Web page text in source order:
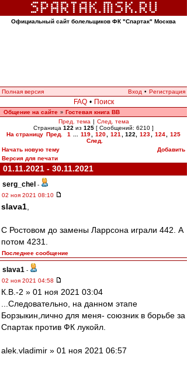
Официальный сайт болельщиков ФК "Спартак" Москва
Полная версия Вход • Регистрация
FAQ • Поиск
Общение на сайте » Гостевая книга ВВ
Пред. тема | След. тема
Страница 122 из 125 [ Сообщений: 6210 ]
На страницу Пред. 1 119 120 121 122 123 124
125
След.
Начать новую тему
Добавить
Версия для печати
01.11.2021 - 30.11.2021
serg_chel -
02 ноя 2021 08:10
slava1
С Ростовом до замены Ларрсона играли 442. А
потом 4231.
Последнее сообщение
slava1 -
02 ноя 2021 04:58
К.В.-2 » 01 ноя 2021 03:04
...Следовательно, на данном этапе
Борзыкин,лично для меня- союзник в борьбе за
Спартак против ФК лукойл.
alek.vladimir » 01 ноя 2021 06:57